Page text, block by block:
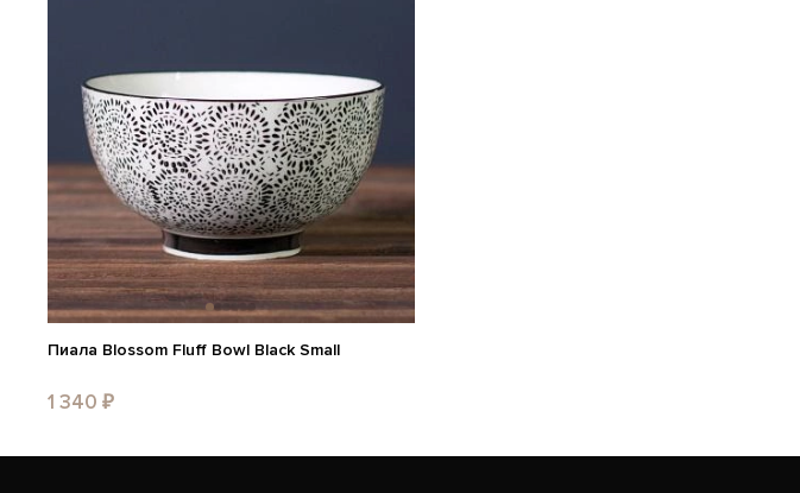
Пиала Blossom Fluff Bowl Black Small
1 340 ₽